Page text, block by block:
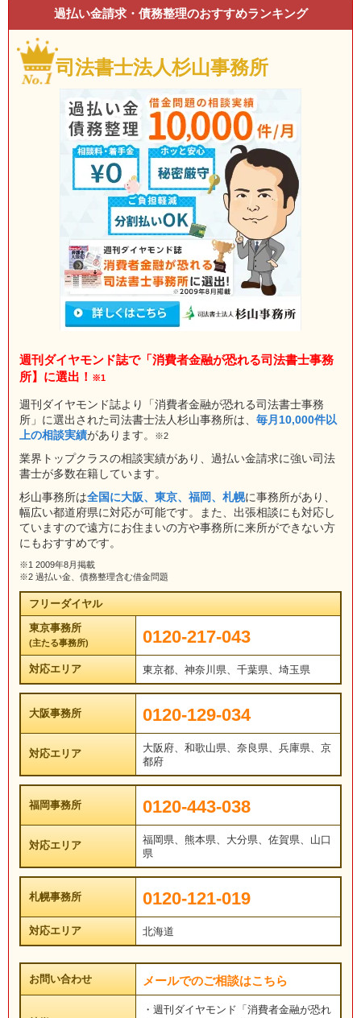
過払い金請求・債務整理のおすすめランキング
司法書士法人杉山事務所
週刊ダイヤモンド誌で「消費者金融が恐れる司法書士事務
所】に選出！ ※1
週刊ダイヤモンド誌より「消費者金融が恐れる司法書士事務
所」に選出された司法書士法人杉山事務所は、 毎月10,000件以
上の相談実績があります。 ※2
業界トップクラスの相談実績があり、過払い金請求に強い司法
書士が多数在籍しています。
杉山事務所は全国に大阪、東京、福岡、札幌に事務所があり、
幅広い都道府県に対応が可能です。また、出張相談にも対応し
ていますので遠方にお住まいの方や事務所に来所ができない方
にもおすすめです。
※1 2009年8月掲載
※2 過払い金、債務整理含む借金問題
フリーダイヤル
東京事務所
(主たる事務所) 0120-217-043
対応エリア 東京都、神奈川県、千葉県、埼玉県
大阪事務所 0120-129-034
対応エリア
大阪府、和歌山県、奈良県、兵庫県、京
都府
福岡事務所 0120-443-038
対応エリア
福岡県、熊本県、大分県、佐賀県、山口
県
札幌事務所 0120-121-019
対応エリア 北海道
お問い合わせ メールでのご相談はこちら
・週刊ダイヤモンド「消費者金融が恐れ